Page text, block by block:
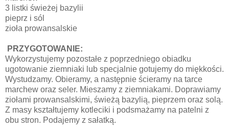
3 listki świeżej bazylii
pieprz i sól
zioła prowansalskie
PRZYGOTOWANIE:
Wykorzystujemy pozostałe z poprzedniego obiadku
ugotowanie ziemniaki lub specjalnie gotujemy do miękkości.
Wystudzamy. Obieramy, a następnie ścieramy na tarce
marchew oraz seler. Mieszamy z ziemniakami. Doprawiamy
ziołami prowansalskimi, świeżą bazylią, pieprzem oraz solą.
Z masy kształtujemy kotleciki i podsmażamy na patelni z
obu stron. Podajemy z sałatką.